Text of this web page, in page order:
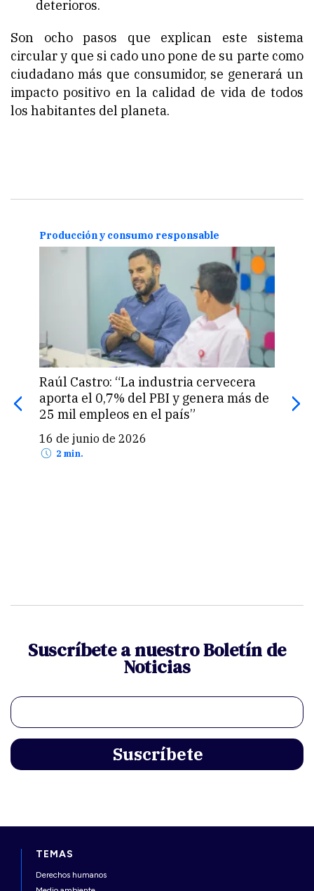
deterioros.
Son ocho pasos que explican este sistema
circular y que si cado uno pone de su parte como
ciudadano más que consumidor, se generará un
impacto positivo en la calidad de vida de todos
los habitantes del planeta.
Producción y consumo responsable
Raúl Castro: “La industria cervecera
aporta el 0,7% del PBI y genera más de
25 mil empleos en el país”
16 de junio de 2026
2 min.
Suscríbete a nuestro Boletín de
Noticias
TEMAS
Derechos humanos